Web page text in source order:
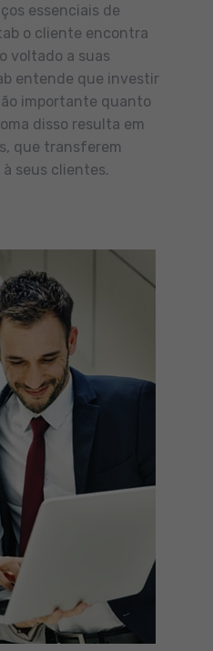
essenciais de
o cliente encontra
voltado a suas
entende que investir
importante quanto
disso resulta em
que transferem
seus clientes.